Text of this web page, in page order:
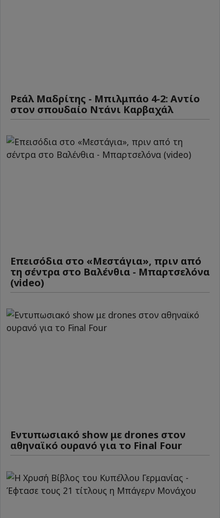
Ρεάλ Μαδρίτης - Μπιλμπάο 4-2: Αντίο
στον σπουδαίο Ντάνι Καρβαχάλ
Επεισόδια στο «Μεστάγια», πριν από
τη σέντρα στο Βαλένθια - Μπαρτσελόνα
(video)
Εντυπωσιακό show με drones στον
αθηναϊκό ουρανό για το Final Four